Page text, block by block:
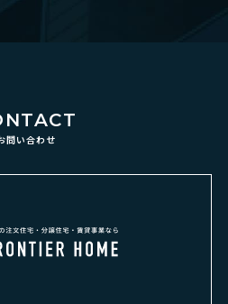
問い合わせ